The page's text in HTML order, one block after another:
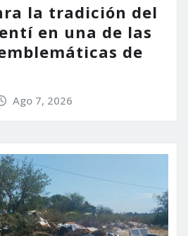
la tradición del
en una de las
de
Ago 7, 2026